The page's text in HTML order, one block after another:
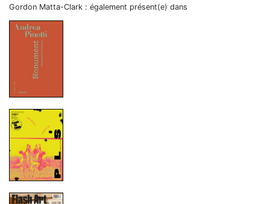
Gordon Matta-Clark : également présent(e) dans